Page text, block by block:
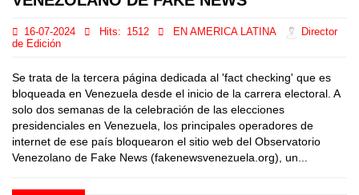
16-07-2024 Hits: 1512 EN AMERICA LATINA
Director
de Edición
Se trata de la tercera página dedicada al 'fact checking' que es
bloqueada en Venezuela desde el inicio de la carrera electoral. A
solo dos semanas de la celebración de las elecciones
presidenciales en Venezuela, los principales operadores de
internet de ese país bloquearon el sitio web del Observatorio
Venezolano de Fake News (fakenewsvenezuela.org), un...